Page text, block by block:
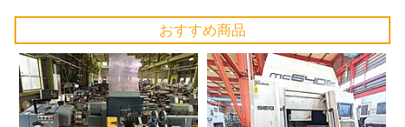
おすすめ商品